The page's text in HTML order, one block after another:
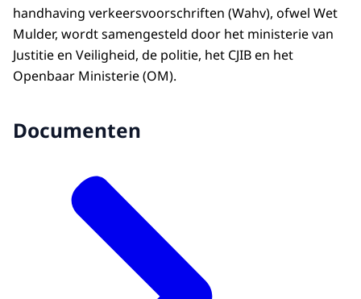
handhaving verkeersvoorschriften (Wahv), ofwel Wet
Mulder, wordt samengesteld door het ministerie van
Justitie en Veiligheid, de politie, het CJIB en het
Openbaar Ministerie (OM).
Documenten